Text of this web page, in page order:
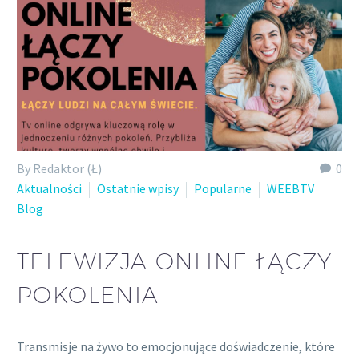
Polish
0
By Redaktor (Ł)
Aktualności
Ostatnie wpisy Popularne
WEEBTV
Blog
TELEWIZJA ONLINE ŁĄCZY
POKOLENIA
Transmisje na żywo to emocjonujące doświadczenie, które